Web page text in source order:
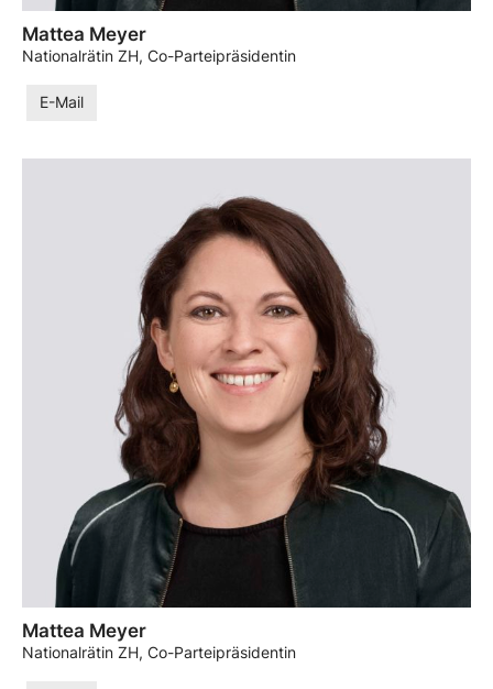
Mattea Meyer
Nationalrätin ZH, Co-Parteipräsidentin
E-Mail
Mattea Meyer
Nationalrätin ZH, Co-Parteipräsidentin